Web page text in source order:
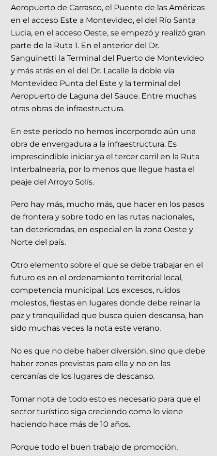
Aeropuerto de Carrasco, el Puente de las Américas
en el acceso Este a Montevideo, el del Río Santa
Lucia, en el acceso Oeste, se empezó y realizó gran
parte de la Ruta 1. En el anterior del Dr.
Sanguinetti la Terminal del Puerto de Montevideo
y más atrás en el del Dr. Lacalle la doble vía
Montevideo Punta del Este y la terminal del
Aeropuerto de Laguna del Sauce. Entre muchas
otras obras de infraestructura.
En este período no hemos incorporado aún una
obra de envergadura a la infraestructura. Es
imprescindible iniciar ya el tercer carril en la Ruta
Interbalnearia, por lo menos que llegue hasta el
peaje del Arroyo Solís.
Pero hay más, mucho más, que hacer en los pasos
de frontera y sobre todo en las rutas nacionales,
tan deterioradas, en especial en la zona Oeste y
Norte del país.
Otro elemento sobre el que se debe trabajar en el
futuro es en el ordenamiento territorial local,
competencia municipal. Los excesos, ruidos
molestos, fiestas en lugares donde debe reinar la
paz y tranquilidad que busca quien descansa, han
sido muchas veces la nota este verano.
No es que no debe haber diversión, sino que debe
haber zonas previstas para ella y no en las
cercanías de los lugares de descanso.
Tomar nota de todo esto es necesario para que el
sector turístico siga creciendo como lo viene
haciendo hace más de 10 años.
Porque todo el buen trabajo de promoción,